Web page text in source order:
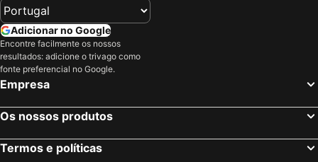
Adicionar no Google
Encontre facilmente os nossos
resultados: adicione o trivago como
fonte preferencial no Google.
Empresa
Os nossos produtos
Termos e políticas